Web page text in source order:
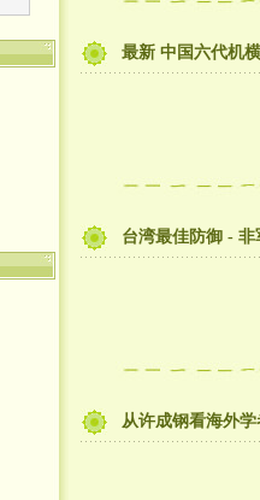
最新 中国六代机
台湾最佳防御 - 非
从许成钢看海外